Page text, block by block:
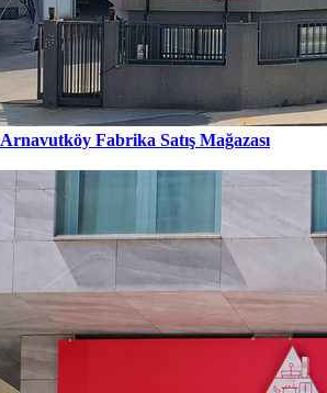
Arnavutköy Fabrika Satış Mağazası